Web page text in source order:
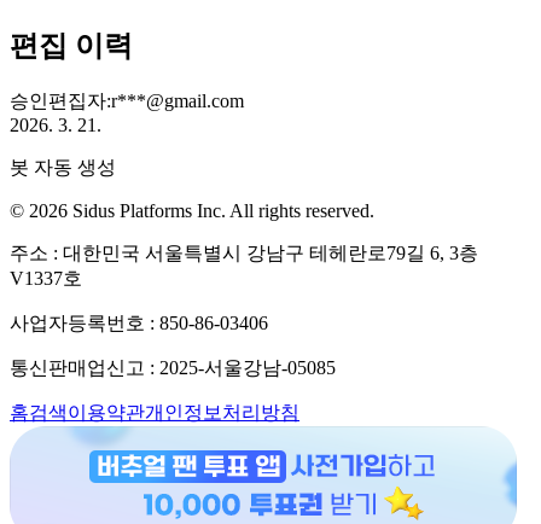
편집 이력
승인편집자:r***@gmail.com
2026. 3. 21.
봇 자동 생성
© 2026 Sidus Platforms Inc. All rights reserved.
주소 : 대한민국 서울특별시 강남구 테헤란로79길 6, 3층
V1337호
사업자등록번호 : 850-86-03406
통신판매업신고 : 2025-서울강남-05085
홈검색이용약관개인정보처리방침